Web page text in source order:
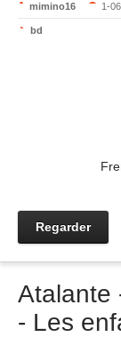
mimino16 1-
bd
Regarder
Atalante
- Les